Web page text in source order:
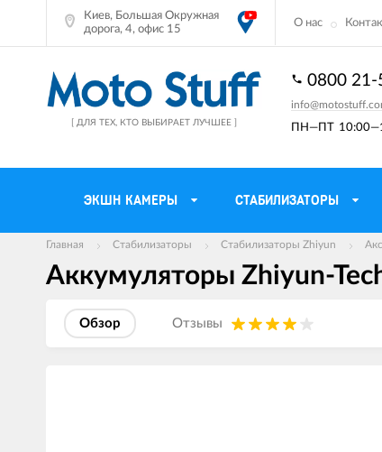
Киев, Большая Окружная
дорога, 4, офис 15
О нас
[ ДЛЯ ТЕХ, КТО ВЫБИРАЕТ ЛУЧШЕЕ ] ПН—ПТ
0800 21-
ЭКШН КАМЕРЫ СТАБИЛИЗАТОРЫ
Мотошлемы
Мотокуртки
Держатели
Главная Стабилизаторы Стабилизаторы Zhiyun
Аккумуляторы Zhiyun-
Обзор Отзывы